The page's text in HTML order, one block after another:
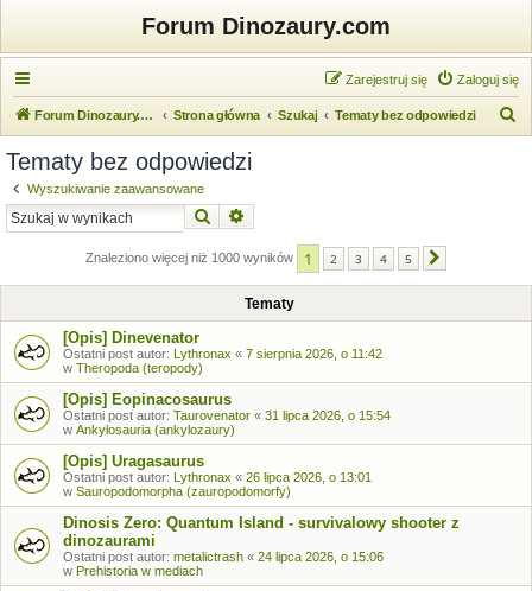
Forum Dinozaury.com
Zaloguj się
Zarejestruj się
Forum Dinozaury.com Strona główna Szukaj Tematy bez odpowiedzi
Tematy bez odpowiedzi
Wyszukiwanie zaawansowane
Szukaj
Znaleziono więcej niż 1000 wyników 1 2 3 4 5
Tematy
[Opis] Dinevenator
Ostatni post autor: Lythronax « 7 sierpnia 2026, o 11:42
w Theropoda (teropody)
[Opis] Eopinacosaurus
Ostatni post autor: Taurovenator « 31 lipca 2026, o 15:54
w Ankylosauria (ankylozaury)
[Opis] Uragasaurus
Ostatni post autor: Lythronax « 26 lipca 2026, o 13:01
w Sauropodomorpha (zauropodomorfy)
Dinosis Zero: Quantum Island - survivalowy shooter z
dinozaurami
Ostatni post autor: metalictrash « 24 lipca 2026, o 15:06
w Prehistoria w mediach